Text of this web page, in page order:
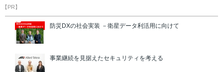
【PR】
防災DXの社会実装 －衛星データ利活用に向けて
事業継続を見据えたセキュリティを考える